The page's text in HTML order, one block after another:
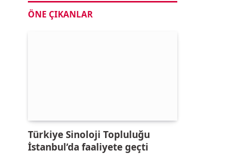
ÖNE ÇIKANLAR
Türkiye Sinoloji Topluluğu
İstanbul’da faaliyete geçti